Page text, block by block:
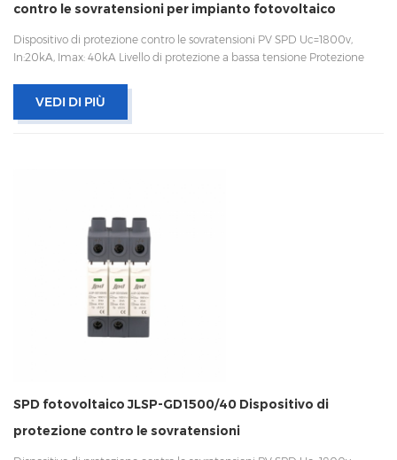
contro le sovratensioni per impianto fotovoltaico
Dispositivo di protezione contro le sovratensioni PV SPD Uc=1800v, ​​
In:20kA, Imax: 40kA Livello di protezione a bassa tensione Protezione
OEM/ODM accettabile
VEDI DI PIÙ
SPD fotovoltaico JLSP-GD1500/40 Dispositivo di
protezione contro le sovratensioni